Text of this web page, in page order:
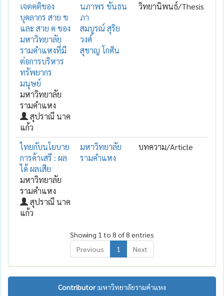
เจตคติของ
บุคลากร สาย ข
และ สาย ค ของ
มหาวิทยาลัย
รามคำแหงที่มี
ต่อการบริหาร
ทรัพยากร
มนุษย์
มหาวิทยาลัย
รามคำแหง
สุปราณี นาค
แก้ว
นภาพร ขันธน
ภา
สมบูรณ์ สุริย
วงศ์
สุชาญ โกศิน
วิทยานิพนธ์/Thesis
ไทยกับนโยบาย
การค้าเสรี : ผล
ได้ ผลเสีย
มหาวิทยาลัย
รามคำแหง
สุปราณี นาค
แก้ว
มหาวิทยาลัย
รามคำแหง
บทความ/Article
Showing 1 to 8 of 8 entries
Previous
1 Next
Contributor :มหาวิทยาลัยรามคำแหง